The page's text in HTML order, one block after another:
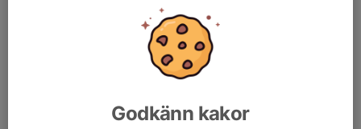
Godkänn kakor